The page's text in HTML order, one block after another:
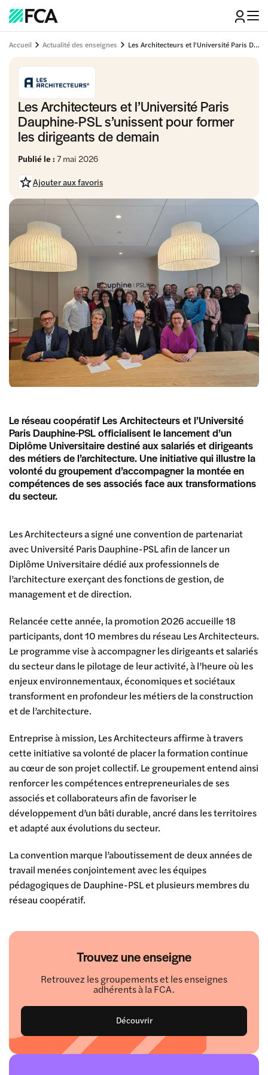
Accueil Actualité des enseignes Les Architecteurs et l'Université Paris Dauphine-PSL s’unissent pour former les dirigeants de demain
Les Architecteurs et l’Université Paris
Dauphine-PSL s’unissent pour former
les dirigeants de demain
Publié le : 7 mai 2026
Ajouter aux favoris
Trouvez une enseigne
Retrouvez les groupements et les enseignes
adhérents à la FCA.
Découvrir
Le réseau coopératif Les Architecteurs et l’Université
Paris Dauphine-PSL officialisent le lancement d’un
Diplôme Universitaire destiné aux salariés et dirigeants
des métiers de l’architecture. Une initiative qui illustre la
volonté du groupement d’accompagner la montée en
compétences de ses associés face aux transformations
du secteur.
Les Architecteursa signé une convention de partenariat
avecUniversité Paris Dauphine-PSLafin de lancer un
Diplôme Universitaire dédié aux professionnels de
l’architecture exerçant des fonctions de gestion, de
management et de direction.
Relancée cette année, la promotion 2026 accueille 18
participants, dont 10 membres du réseau Les Architecteurs.
Le programme vise à accompagner les dirigeants et salariés
du secteur dans le pilotage de leur activité, à l’heure où les
enjeux environnementaux, économiques et sociétaux
transforment en profondeur les métiers de la construction
et de l’architecture.
Entreprise à mission, Les Architecteurs affirme à travers
cette initiative sa volonté de placer la formation continue
au cœur de son projet collectif. Le groupement entend ainsi
renforcer les compétences entrepreneuriales de ses
associés et collaborateurs afin de favoriser le
développement d’un bâti durable, ancré dans les territoires
et adapté aux évolutions du secteur.
La convention marque l’aboutissement de deux années de
travail menées conjointement avec les équipes
pédagogiques de Dauphine-PSL et plusieurs membres du
réseau coopératif.